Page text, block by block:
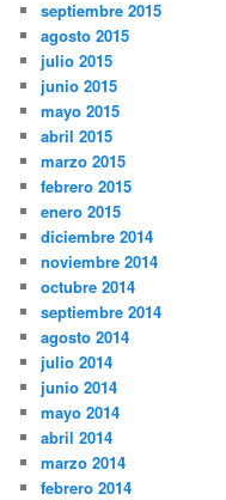
septiembre 2015
agosto 2015
julio 2015
junio 2015
mayo 2015
abril 2015
marzo 2015
febrero 2015
enero 2015
diciembre 2014
noviembre 2014
octubre 2014
septiembre 2014
agosto 2014
julio 2014
junio 2014
mayo 2014
abril 2014
marzo 2014
febrero 2014